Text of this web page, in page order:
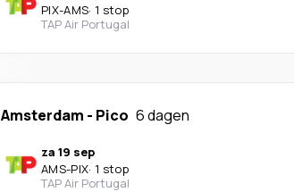
PIX-AMS· 1 stop
TAP Air Portugal
Amsterdam - Pico 6 dagen
za 19 sep
AMS-PIX· 1 stop
TAP Air Portugal